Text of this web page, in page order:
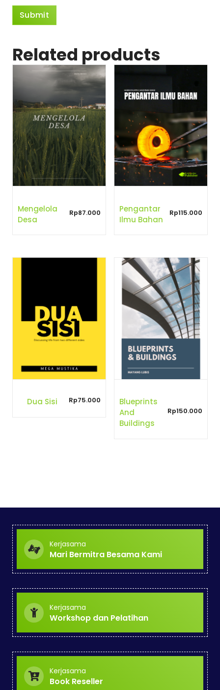
Related products
Mengelola
Desa
Rp87.000
Pengantar
Ilmu Bahan
Rp115.000
Dua Sisi Rp75.000
Blueprints
And
Buildings
Rp150.000
Kerjasama
Mari Bermitra Besama Kami
Kerjasama
Workshop dan Pelatihan
Kerjasama
Book Reseller